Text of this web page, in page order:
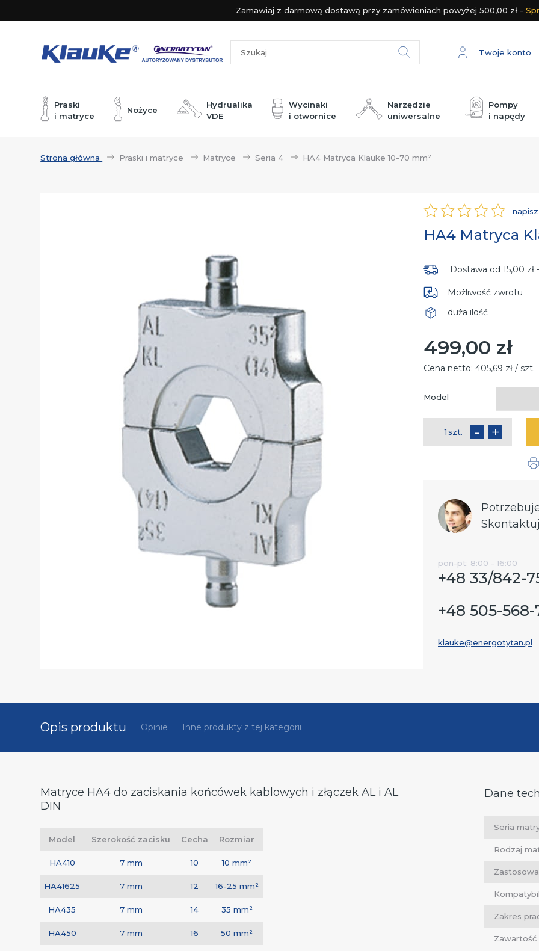
Zamawiaj z darmową dostawą przy zamówieniach powyżej 500,00 zł -
Szukaj
Twoje konto
Praski
i matryce
Nożyce
Hydrualika
VDE
Wycinaki
i otwornice
Narzędzie
uniwersalne
Pompy
i napędy
w:
Strona główna Praski i matryce Matryce Seria 4 HA4 Matryca Klauke 10-70 mm²
Ocena
HA4 Matryca
Dostawa od 15,00 zł
Możliwość zwrotu
Dostępność
duża ilość
Cena:
499,00 zł
Cena netto: 405,69 zł / szt.
Model
Pole
ilośćszt. - +
pon-pt: 8:00 - 16:00
+48 33/842-
+48 505-568-
klauke@energotytan.pl
Opis produktu Opinie Inne produkty z tej kategorii
Matryce HA4 do zaciskania końcówek kablowych i złączek AL i AL
DIN
Model Szerokość zacisku Cecha Rozmiar
HA410 7 mm 10 10 mm²
HA41625 7 mm 12 16-25 mm²
HA435 7 mm 14 35 mm²
HA450 7 mm 16 50 mm²
Dane
Seria
Rodzaj
Zakres